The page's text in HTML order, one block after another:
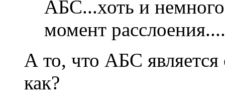
АБС...хоть и
момент
А то, что АБС является
как?